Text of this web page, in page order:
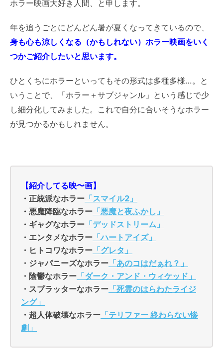
ホラー映画大好き人間、と申します。
年を追うごとにどんどん暑が夏くなってきているので、
身も心も涼しくなる（かもしれない）ホラー映画をいく
つかご紹介したいと思います。
ひとくちにホラーといってもその形式は多種多様…。と
いうことで、「ホラー＋サブジャンル」という感じで少
し細分化してみました。これで自分に合いそうなホラー
が見つかるかもしれません。
【紹介してる映〜画】
・正統派なホラー 「スマイル2」
・悪魔降臨なホラー 「悪魔と夜ふかし」
・ギャグなホラー 「デッドストリーム」
・エンタメなホラー 「ハートアイズ」
・ヒトコワなホラー 「グレタ」
・ジャパニーズなホラー 「あのコはだぁれ？」
・陰鬱なホラー 「ダーク・アンド・ウィケッド」
・スプラッターなホラー 「死霊のはらわたライジ
ング」
・超人体破壊なホラー 「テリファー 終わらない惨
劇」